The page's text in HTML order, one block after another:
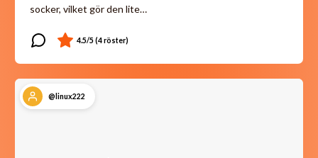
socker, vilket gör den lite…
@linux222